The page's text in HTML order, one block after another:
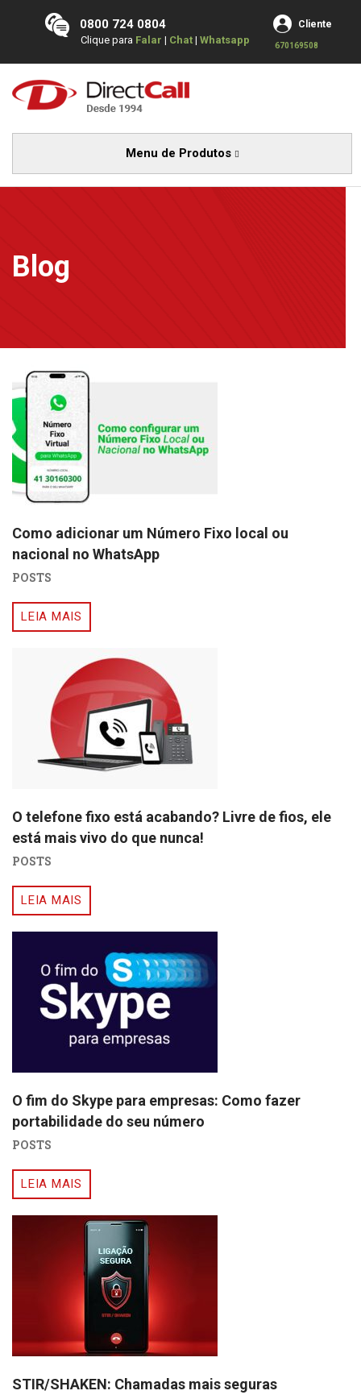
Cliente
670169508
0800 724 0804
Clique para Falar | Chat | Whatsapp
Menu de Produtos
Blog
Como adicionar um Número Fixo local ou
nacional no WhatsApp
POSTS
LEIA MAIS
O telefone fixo está acabando? Livre de fios, ele
está mais vivo do que nunca!
POSTS
LEIA MAIS
O fim do Skype para empresas: Como fazer
portabilidade do seu número
POSTS
LEIA MAIS
STIR/SHAKEN: Chamadas mais seguras